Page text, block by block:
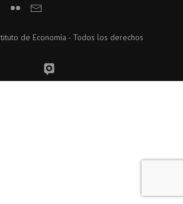
de Economía - Todos los derechos